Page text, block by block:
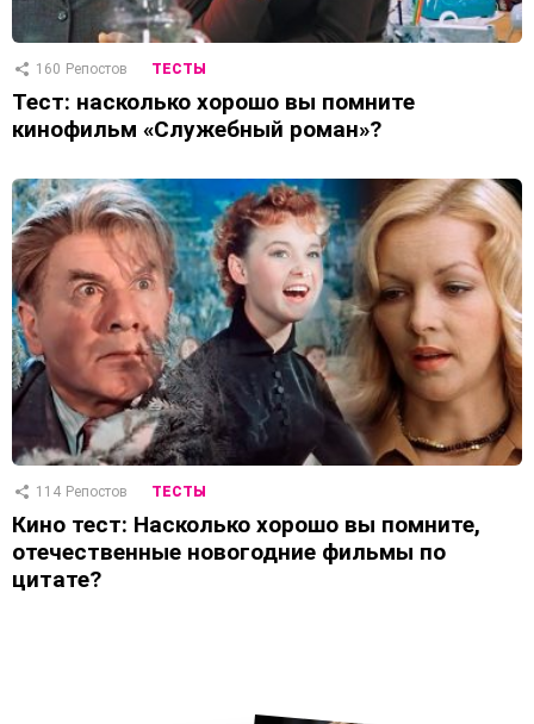
160 Репостов ТЕСТЫ
Тест: насколько хорошо вы помните
кинофильм «Служебный роман»?
114 Репостов ТЕСТЫ
Кино тест: Насколько хорошо вы помните,
отечественные новогодние фильмы по
цитате?